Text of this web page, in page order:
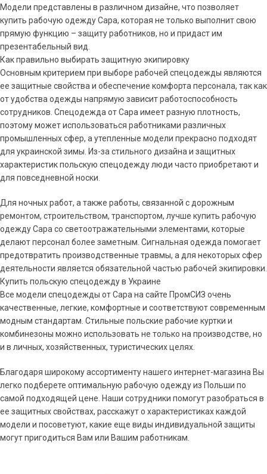
Модели представлены в различном дизайне, что позволяет
купить рабочую одежду Сара, которая не только выполнит свою
прямую функцию – защиту работников, но и придаст им
презентабельный вид.
Как правильно выбирать защитную экипировку
Основным критерием при выборе рабочей спецодежды являются
ее защитные свойства и обеспечение комфорта персонала, так как
от удобства одежды напрямую зависит работоспособность
сотрудников. Спецодежда от Сара имеет разную плотность,
поэтому может использоваться работниками различных
промышленных сфер, а утепленные модели прекрасно подходят
для украинской зимы. Из-за стильного дизайна и защитных
характеристик польскую спецодежду люди часто приобретают и
для повседневной носки.
Для ночных работ, а также работы, связанной с дорожным
ремонтом, строительством, транспортом, лучше купить рабочую
одежду Сара со светоотражательными элементами, которые
делают персонал более заметным. Сигнальная одежда помогает
предотвратить производственные травмы, а для некоторых сфер
деятельности является обязательной частью рабочей экипировки.
Купить польскую спецодежду в Украине
Все модели спецодежды от Сара на сайте ПромСИЗ очень
качественные, легкие, комфортные и соответствуют современным
модным стандартам. Стильные польские рабочие куртки и
комбинезоны можно использовать не только на производстве, но
и в личных, хозяйственных, туристических целях.
Благодаря широкому ассортименту нашего интернет-магазина Вы
легко подберете оптимальную рабочую одежду из Польши по
самой подходящей цене. Наши сотрудники помогут разобраться в
ее защитных свойствах, расскажут о характеристиках каждой
модели и посоветуют, какие еще виды индивидуальной защиты
могут пригодиться Вам или Вашим работникам.